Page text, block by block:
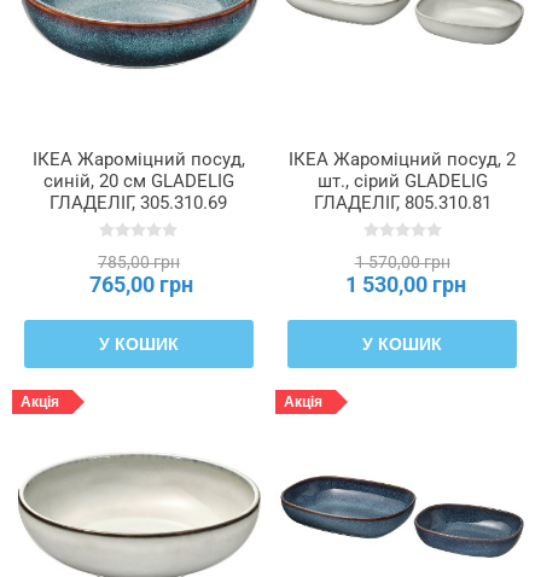
ІКЕА Жароміцний посуд,
синій, 20 см GLADELIG
ГЛАДЕЛІГ, 305.310.69
785,00 грн
765,00 грн
У КОШИК
ІКЕА Жароміцний посуд, 2
шт., сірий GLADELIG
ГЛАДЕЛІГ, 805.310.81
1 570,00 грн
1 530,00 грн
У КОШИК
Акція Акція